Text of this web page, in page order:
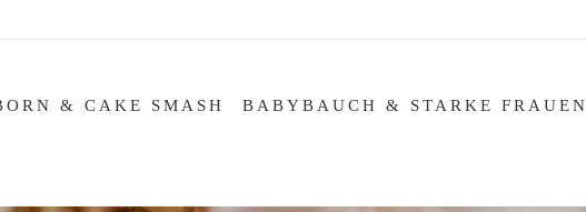
& CAKE SMASH BABYBAUCH & STARKE FRAUEN